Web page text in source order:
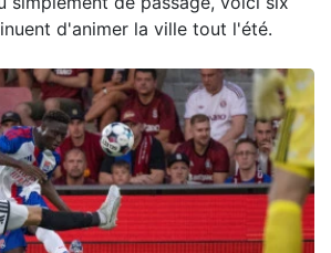
d'animer la ville tout l'été.